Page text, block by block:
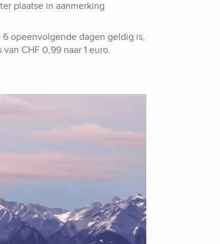
plaatse in aanmerking
6 opeenvolgende dagen geldig is,
CHF 0,99 naar 1 euro.